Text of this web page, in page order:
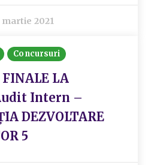
martie 2021
Concursuri
FINALE LA
Intern –
DEZVOLTARE
5